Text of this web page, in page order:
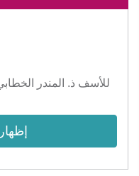
للأسف ذ. المندر